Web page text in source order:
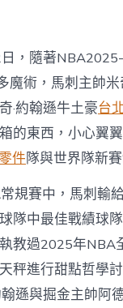
，隨著
魔術，馬刺主帥米
·約翰遜牛土豪台
的東西，小心翼
件隊與世界隊新
規賽中，馬刺輸
隊中最佳戰績球
教過2025年NBA
天秤進行甜點哲學
遜與掘金主帥阿